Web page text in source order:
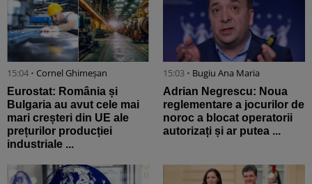
15:04 • Cornel Ghimeșan
Eurostat: România și
Bulgaria au avut cele mai
mari creșteri din UE ale
prețurilor producției
industriale ...
15:03 • Bugiu ⁠Ana Maria
Adrian Negrescu: Noua
reglementare a jocurilor de
noroc a blocat operatorii
autorizați și ar putea ...